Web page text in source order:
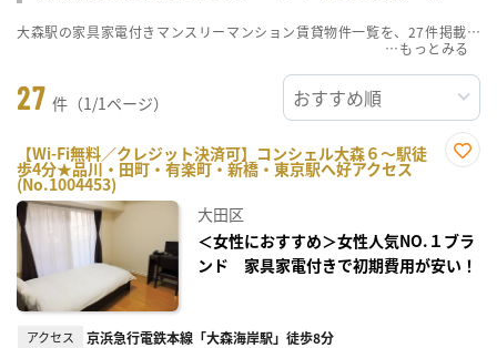
27 件（1/1ページ）
【Wi-Fi無料／クレジット決済可】コンシェル大森６～駅徒
歩4分★品川・田町・有楽町・新橋・東京駅へ好アクセス
(No.1004453)
大田区
＜女性におすすめ＞女性人気NO.１ブラ
ンド 家具家電付きで初期費用が安い！
アクセス 京浜急行電鉄本線「大森海岸駅」徒歩8分
大森駅の家具家電付きマンスリーマンション賃貸物件一覧を、27件掲載中。敷金・礼金無料、家具・家電付をご紹介。こだわり条件での絞込みも簡単！
…